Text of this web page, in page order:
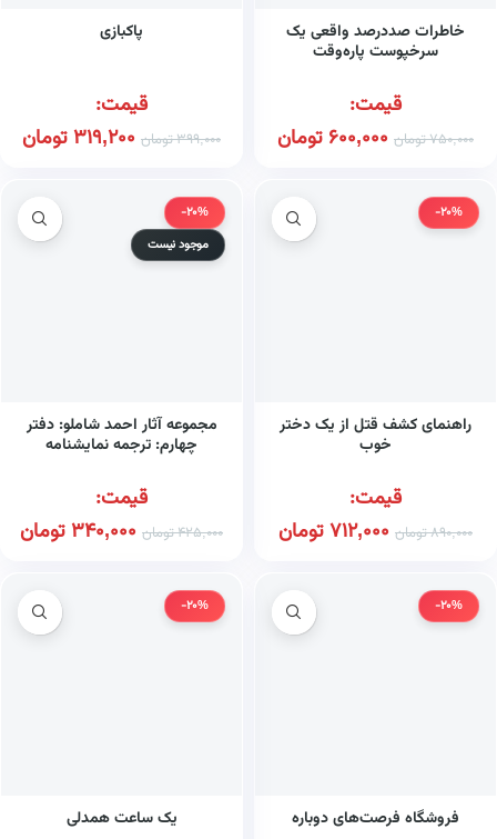
خاطرات صددرصد واقعی یک
سرخپوست پاره‌‌وقت
قیمت:
750,000تومان 600,000 تومان
پاکبازی
قیمت:
399,000تومان 319,200تومان
-20%
راهنمای کشف قتل از یک دختر
خوب
قیمت:
890,000تومان 712,000تومان
-20%
موجود نیست
مجموعه آثار احمد شاملو: دفتر
چهارم: ترجمه نمایشنامه
قیمت:
425,000تومان 340,000تومان
-20%
فروشگاه فرصت‌های دوباره
-20%
یک ساعت همدلی